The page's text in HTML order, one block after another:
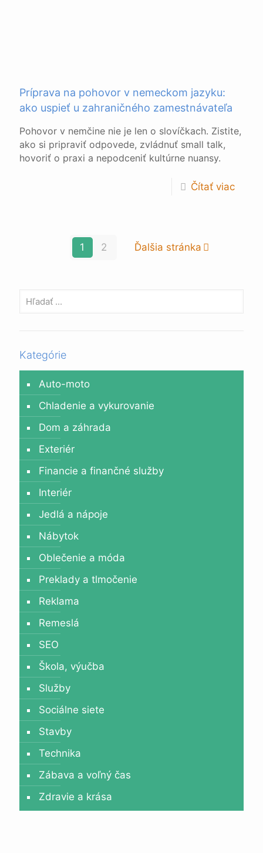
Príprava na pohovor v nemeckom jazyku:
ako uspieť u zahraničného zamestnávateľa
Pohovor v nemčine nie je len o slovíčkach. Zistite,
ako si pripraviť odpovede, zvládnuť small talk,
hovoriť o praxi a nepodceniť kultúrne nuansy.
Čítať viac
1 2 Ďalšia stránka
Kategórie
Auto-moto
Chladenie a vykurovanie
Dom a záhrada
Exteriér
Financie a finančné služby
Interiér
Jedlá a nápoje
Nábytok
Oblečenie a móda
Preklady a tlmočenie
Reklama
Remeslá
SEO
Škola, výučba
Služby
Sociálne siete
Stavby
Technika
Zábava a voľný čas
Zdravie a krása